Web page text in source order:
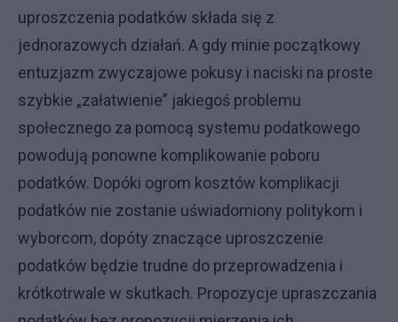
uproszczenia podatków składa się z
jednorazowych działań. A gdy minie początkowy
entuzjazm zwyczajowe pokusy i naciski na proste
szybkie „załatwienie” jakiegoś problemu
społecznego za pomocą systemu podatkowego
powodują ponowne komplikowanie poboru
podatków. Dopóki ogrom kosztów komplikacji
podatków nie zostanie uświadomiony politykom i
wyborcom, dopóty znaczące uproszczenie
podatków będzie trudne do przeprowadzenia i
krótkotrwale w skutkach. Propozycje upraszczania